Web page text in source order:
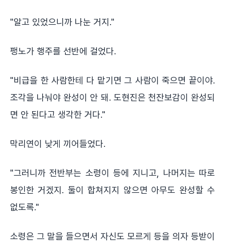
"알고 있었으니까 나눈 거지."
팽노가 행주를 선반에 걸었다.
"비급을 한 사람한테 다 맡기면 그 사람이 죽으면 끝이야.
조각을 나눠야 완성이 안 돼. 도현진은 천잔보감이 완성되
면 안 된다고 생각한 거다."
막리연이 낮게 끼어들었다.
"그러니까 전반부는 소령이 등에 지니고, 나머지는 따로
봉인한 거겠지. 둘이 합쳐지지 않으면 아무도 완성할 수
없도록."
소령은 그 말을 들으면서 자신도 모르게 등을 의자 등받이